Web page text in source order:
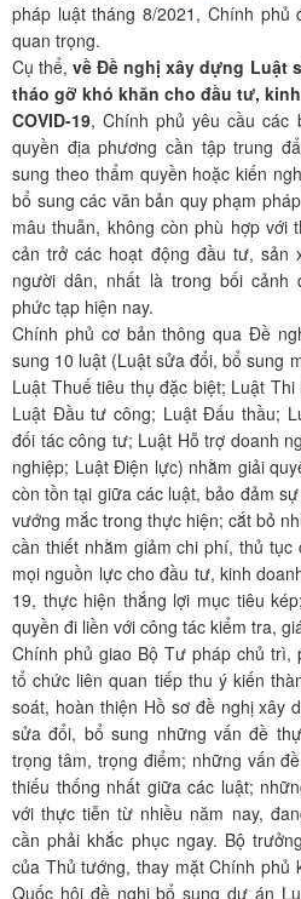
pháp luật tháng 8/2021, Chính phủ
quan trọng.
Cụ thể, về Đề nghị xây dựng Luật
tháo gỡ khó khăn cho đầu tư,
COVID-19, Chính phủ yêu cầu các
quyền địa phương cần tập trung
sung theo thẩm quyền hoặc kiến
bổ sung các văn bản quy phạm
mâu thuẫn, không còn phù hợp với
cản trở các hoạt động đầu tư, sản
người dân, nhất là trong bối cảnh
phức tạp hiện nay.
Chính phủ cơ bản thông qua Đề
sung 10 luật (Luật sửa đổi, bổ sung
Luật Thuế tiêu thụ đặc biệt; Luật
Luật Đầu tư công; Luật Đấu thầu;
đối tác công tư; Luật Hỗ trợ doanh
nghiệp; Luật Điện lực) nhằm giải
còn tồn tại giữa các luật, bảo đảm
vướng mắc trong thực hiện; cắt bỏ
cần thiết nhằm giảm chi phí, thủ tục
mọi nguồn lực cho đầu tư, kinh
19, thực hiện thắng lợi mục tiêu
quyền đi liền với công tác kiểm tra,
Chính phủ giao Bộ Tư pháp chủ trì,
tổ chức liên quan tiếp thu ý kiến
soát, hoàn thiện Hồ sơ đề nghị xây
sửa đổi, bổ sung những vấn đề
trọng tâm, trọng điểm; những vấn
thiếu thống nhất giữa các luật;
với thực tiễn từ nhiều năm nay,
cần phải khắc phục ngay. Bộ
của Thủ tướng, thay mặt Chính phủ
Quốc hội đề nghị bổ sung dự án